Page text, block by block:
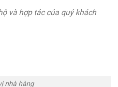
và hợp tác của quý khách
nhà hàng